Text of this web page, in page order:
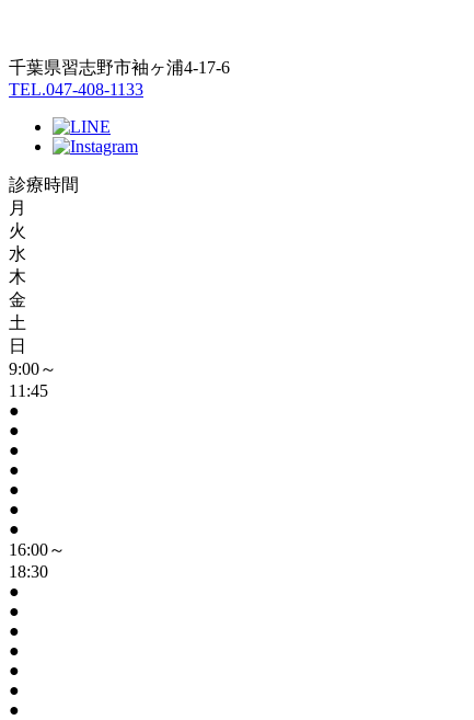
千葉県習志野市袖ヶ浦4-17-6
TEL.047-408-1133
診療時間
月
火
水
木
金
土
日
9:00～
11:45
●
●
●
●
●
●
●
16:00～
18:30
●
●
●
●
●
●
●